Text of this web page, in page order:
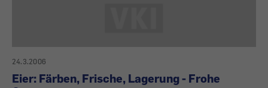
24.3.2006
Eier: Färben, Frische, Lagerung - Frohe